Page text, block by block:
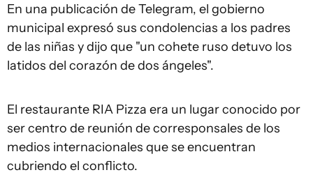
En una publicación de Telegram, el gobierno
municipal expresó sus condolencias a los padres
de las niñas y dijo que "un cohete ruso detuvo los
latidos del corazón de dos ángeles".
El restaurante RIA Pizza era un lugar conocido por
ser centro de reunión de corresponsales de los
medios internacionales que se encuentran
cubriendo el conflicto.